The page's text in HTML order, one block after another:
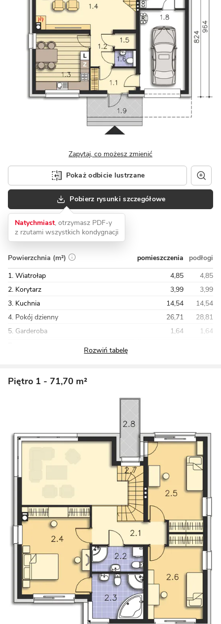
Zapytaj, co możesz zmienić
Pokaż odbicie lustrzane
Pobierz rysunki szczegółowe
Natychmiast, otrzymasz PDF-y
z rzutami wszystkich kondygnacji
Powierzchnia (m²) pomieszczenia
podłogi
1. Wiatrołap
4,85
4,85
2. Korytarz
3,99
3,99
3. Kuchnia
14,54
14,54
4. Pokój dzienny
26,71
28,81
5. Garderoba
1,64
1,64
Piętro 1 - 71,70 m²